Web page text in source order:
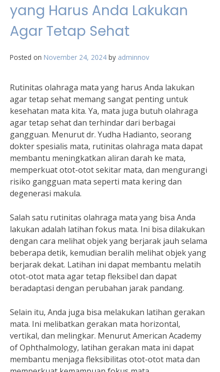
yang Harus Anda Lakukan
Agar Tetap Sehat
Posted on November 24, 2024 by adminnov
Rutinitas olahraga mata yang harus Anda lakukan
agar tetap sehat memang sangat penting untuk
kesehatan mata kita. Ya, mata juga butuh olahraga
agar tetap sehat dan terhindar dari berbagai
gangguan. Menurut dr. Yudha Hadianto, seorang
dokter spesialis mata, rutinitas olahraga mata dapat
membantu meningkatkan aliran darah ke mata,
memperkuat otot-otot sekitar mata, dan mengurangi
risiko gangguan mata seperti mata kering dan
degenerasi makula.
Salah satu rutinitas olahraga mata yang bisa Anda
lakukan adalah latihan fokus mata. Ini bisa dilakukan
dengan cara melihat objek yang berjarak jauh selama
beberapa detik, kemudian beralih melihat objek yang
berjarak dekat. Latihan ini dapat membantu melatih
otot-otot mata agar tetap fleksibel dan dapat
beradaptasi dengan perubahan jarak pandang.
Selain itu, Anda juga bisa melakukan latihan gerakan
mata. Ini melibatkan gerakan mata horizontal,
vertikal, dan melingkar. Menurut American Academy
of Ophthalmology, latihan gerakan mata ini dapat
membantu menjaga fleksibilitas otot-otot mata dan